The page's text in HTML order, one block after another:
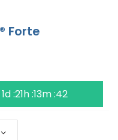
Forte
1d :21h :13m :41